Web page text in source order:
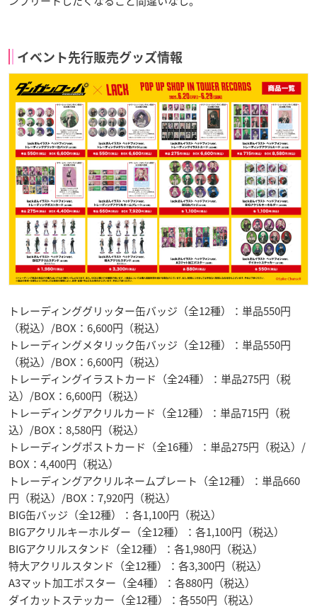
イベント先行販売グッズ情報
トレーディンググリッター缶バッジ（全12種）：単品550円
（税込）/BOX：6,600円（税込）
トレーディングメタリック缶バッジ（全12種）：単品550円
（税込）/BOX：6,600円（税込）
トレーディングイラストカード（全24種）：単品275円（税
込）/BOX：6,600円（税込）
トレーディングアクリルカード（全12種）：単品715円（税
込）/BOX：8,580円（税込）
トレーディングポストカード（全16種）：単品275円（税込）/
BOX：4,400円（税込）
トレーディングアクリルネームプレート（全12種）：単品660
円（税込）/BOX：7,920円（税込）
BIG缶バッジ（全12種）：各1,100円（税込）
BIGアクリルキーホルダー（全12種）：各1,100円（税込）
BIGアクリルスタンド（全12種）：各1,980円（税込）
特大アクリルスタンド（全12種）：各3,300円（税込）
A3マット加工ポスター（全4種）：各880円（税込）
ダイカットステッカー（全12種）：各550円（税込）